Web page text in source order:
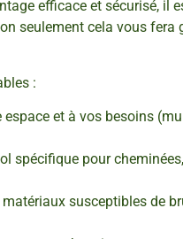
efficace et sécurisé, il
seulement cela vous fera
:
et à vos besoins
spécifique pour
susceptibles de